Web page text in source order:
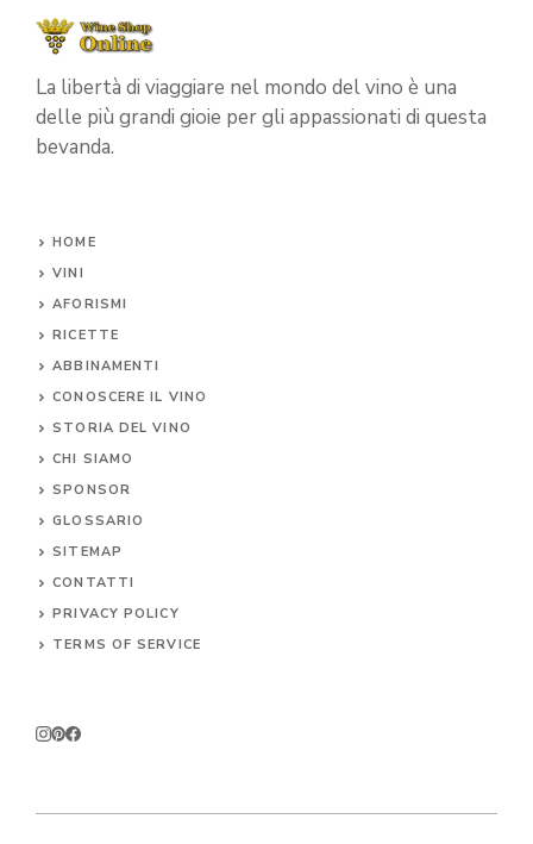
La libertà di viaggiare nel mondo del vino è una
delle più grandi gioie per gli appassionati di questa
bevanda.
HOME
VINI
AFORISMI
RICETTE
ABBINAMENTI
CONOSCERE IL VINO
STORIA DEL VINO
CHI SIAMO
SPONSOR
GLOSSARIO
SITEMAP
CONTATTI
PRIVACY POLICY
TERMS OF SERVICE